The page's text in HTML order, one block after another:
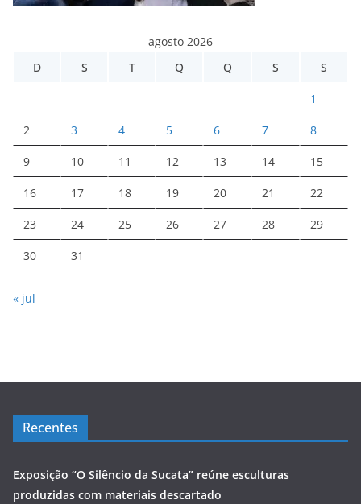
agosto 2026
D
S T Q Q S S
1
2 3 4 5 6 7 8
9 10 11 12 13 14 15
16 17 18 19 20 21 22
23 24 25 26 27 28 29
30 31
« jul
Recentes
Exposição “O Silêncio da Sucata” reúne esculturas
produzidas com materiais descartado